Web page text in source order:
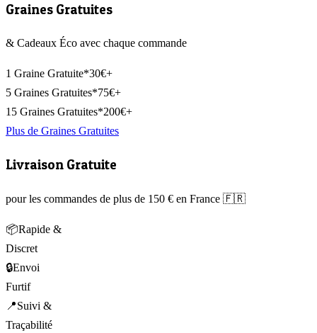
Graines Gratuites
& Cadeaux Éco avec chaque commande
1 Graine Gratuite*30€+
5 Graines Gratuites*75€+
15 Graines Gratuites*200€+
Plus de Graines Gratuites
Livraison Gratuite
pour les commandes de plus de 150 € en France 🇫🇷
📦Rapide &
Discret
🔒Envoi
Furtif
📍Suivi &
Traçabilité